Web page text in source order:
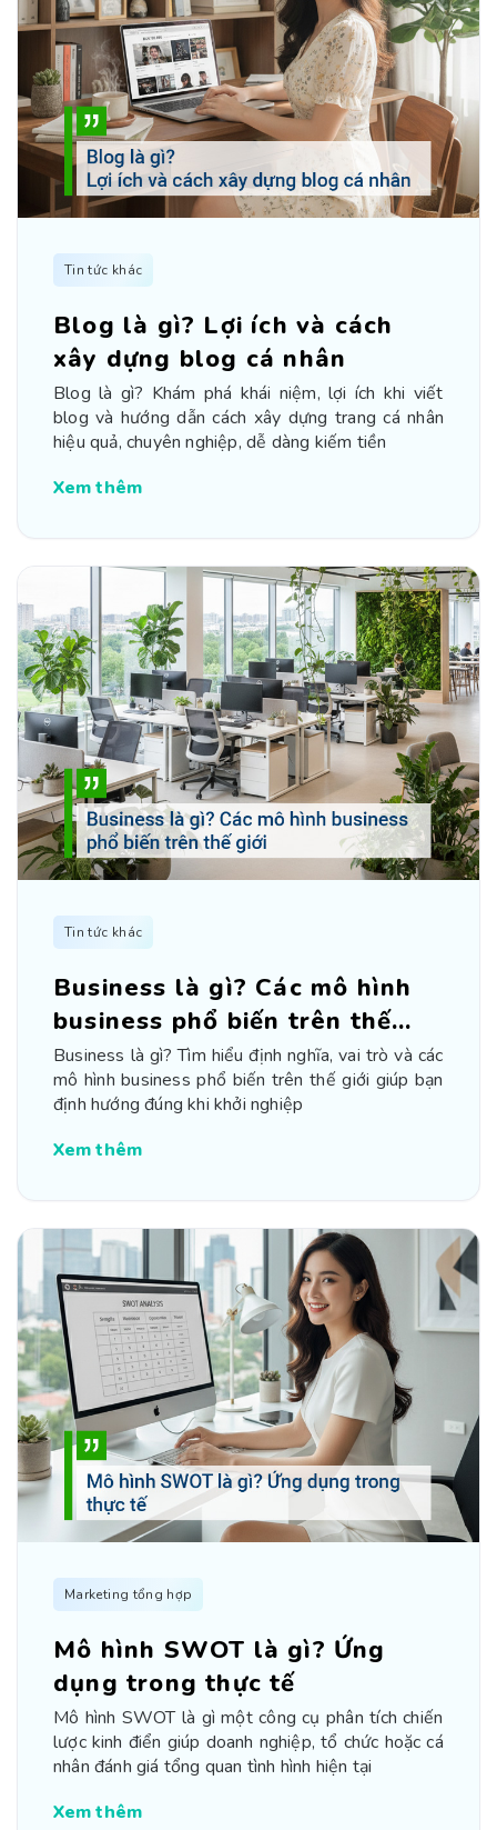
Tin tức khác
Blog là gì? Lợi ích và cách
xây dựng blog cá nhân
Blog là gì? Khám phá khái niệm, lợi ích khi viết
blog và hướng dẫn cách xây dựng trang cá nhân
hiệu quả, chuyên nghiệp, dễ dàng kiếm tiền
Xem thêm
Tin tức khác
Business là gì? Các mô hình
business phổ biến trên thế
giới
Business là gì? Tìm hiểu định nghĩa, vai trò và các
mô hình business phổ biến trên thế giới giúp bạn
định hướng đúng khi khởi nghiệp
Xem thêm
Marketing tổng hợp
Mô hình SWOT là gì? Ứng
dụng trong thực tế
Mô hình SWOT là gì một công cụ phân tích chiến
lược kinh điển giúp doanh nghiệp, tổ chức hoặc cá
nhân đánh giá tổng quan tình hình hiện tại
Xem thêm